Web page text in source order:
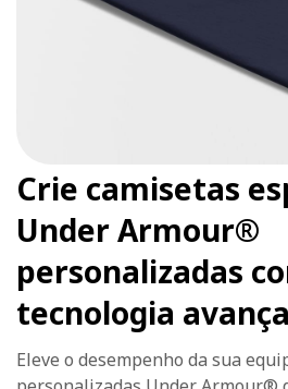
Crie camisetas
Under Armour®
personalizadas
tecnologia
Eleve o desempenho da sua